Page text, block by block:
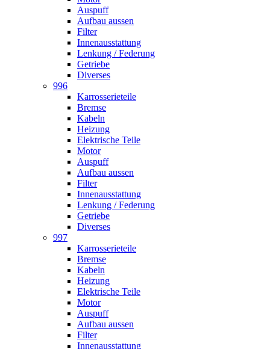
Auspuff
Aufbau aussen
Filter
Innenausstattung
Lenkung / Federung
Getriebe
Diverses
996
Karrosserieteile
Bremse
Kabeln
Heizung
Elektrische Teile
Motor
Auspuff
Aufbau aussen
Filter
Innenausstattung
Lenkung / Federung
Getriebe
Diverses
997
Karrosserieteile
Bremse
Kabeln
Heizung
Elektrische Teile
Motor
Auspuff
Aufbau aussen
Filter
Innenausstattung